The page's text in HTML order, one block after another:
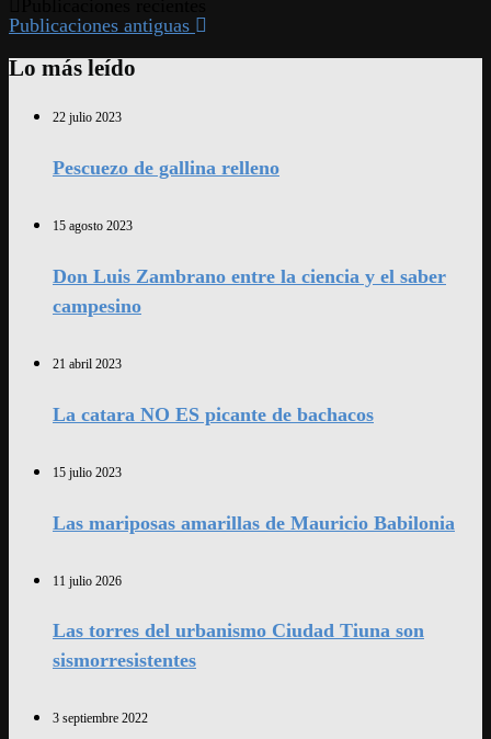
Publicaciones antiguas
Lo más leído
22 julio 2023
Pescuezo de gallina relleno
15 agosto 2023
Don Luis Zambrano entre la ciencia y el saber
campesino
21 abril 2023
La catara NO ES picante de bachacos
15 julio 2023
Las mariposas amarillas de Mauricio Babilonia
11 julio 2026
Las torres del urbanismo Ciudad Tiuna son
sismorresistentes
3 septiembre 2022